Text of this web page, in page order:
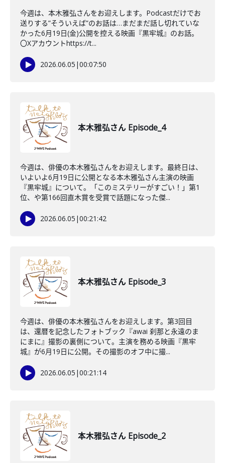
今週は、本木雅弘さんをお迎えします。Podcastだけでお
送りする”そういえば”のお話は…まだまだ話し切れていな
かった6月19日(金)公開を控える映画『黒牢城』のお話。
〇Xアカウントhttps://t...
2026.06.05 |00:07:50
本木雅弘さん Episode_4
今週は、俳優の本木雅弘さんをお迎えします。最終日は、
いよいよ6月19日に公開となる本木雅弘さん主演の映画
『黒牢城』について。「このミステリーがすごい！」第1
位、や第166回直木賞を受賞で話題になった傑...
2026.06.05 |00:21:42
本木雅弘さん Episode_3
今週は、俳優の本木雅弘さんをお迎えします。第3回目
は、還暦を記念したフォトブック『awai 刹那と永遠のま
にまに』撮影の裏側について。主演を務める映画『黒牢
城』が6月19日に公開。その撮影のオフ中に撮...
2026.06.05 |00:21:14
本木雅弘さん Episode_2